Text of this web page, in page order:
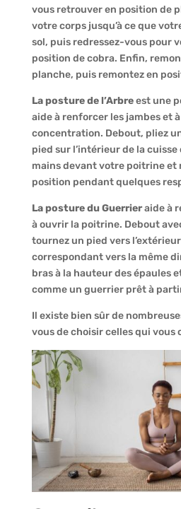
vous retrouver en position de
votre corps jusqu’à ce que
sol, puis redressez-vous pour
position de cobra. Enfin,
planche, puis remontez en
La posture de l’Arbreest une
aide à renforcer les jambes et
concentration. Debout, pliez
pied sur l’intérieur de la
mains devant votre poitrine et
position pendant quelques
La posture du Guerrieraide à
à ouvrir la poitrine. Debout
tournez un pied vers
correspondant vers la même
bras à la hauteur des épaules
comme un guerrier prêt à
Il existe bien sûr de
vous de choisir celles qui vous